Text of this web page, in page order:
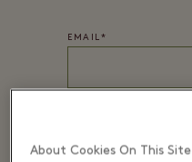
EMAIL*
About Cookies On This Site